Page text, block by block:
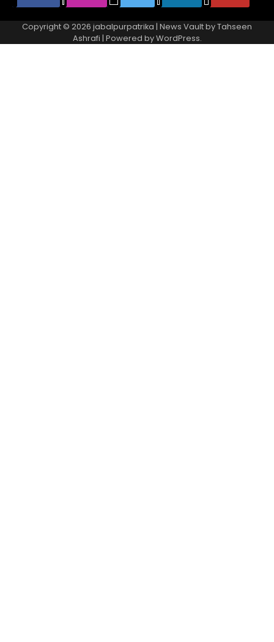
Copyright © 2026 jabalpurpatrika | News Vault byTahseen
Ashrafi | Powered byWordPress.